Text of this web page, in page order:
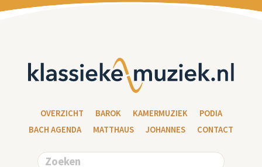
OVERZICHT BAROK KAMERMUZIEK
PODIA
BACH AGENDA
MATTHAUS JOHANNES CONTACT